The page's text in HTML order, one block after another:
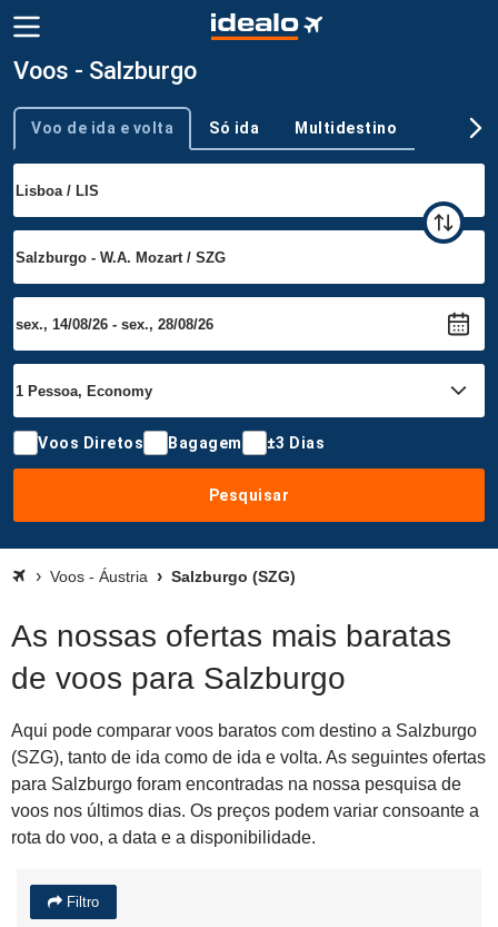
Voos - Salzburgo
Tipo de viagem
Voo de ida e volta Só ida Multidestino
Voos Diretos Bagagem ±3 Dias
Pesquisar
Voos - Áustria Salzburgo (SZG)
As nossas ofertas mais baratas
de voos para Salzburgo
Aqui pode comparar voos baratos com destino a Salzburgo
(SZG), tanto de ida como de ida e volta. As seguintes ofertas
para Salzburgo foram encontradas na nossa pesquisa de
voos nos últimos dias. Os preços podem variar consoante a
rota do voo, a data e a disponibilidade.
Filtro